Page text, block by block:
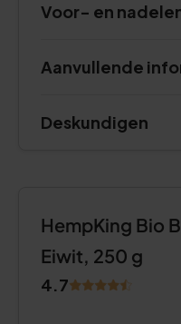
Voor- en
Aanvullende
Deskundigen
HempKing Bio
Eiwit, 250 g
4.7